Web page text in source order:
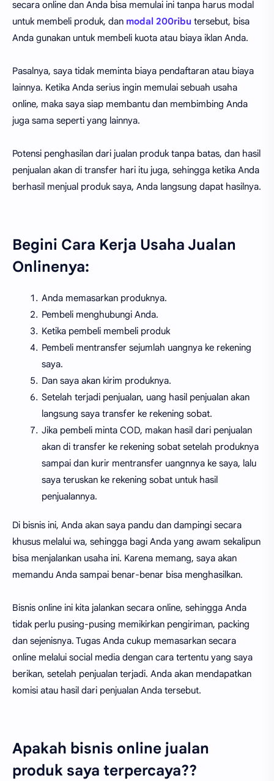
secara online dan Anda bisa memulai ini tanpa harus modal
untuk membeli produk, dan modal 200ribu tersebut, bisa
Anda gunakan untuk membeli kuota atau biaya iklan Anda.
Pasalnya, saya tidak meminta biaya pendaftaran atau biaya
lainnya. Ketika Anda serius ingin memulai sebuah usaha
online, maka saya siap membantu dan membimbing Anda
juga sama seperti yang lainnya.
Potensi penghasilan dari jualan produk tanpa batas, dan hasil
penjualan akan di transfer hari itu juga, sehingga ketika Anda
berhasil menjual produk saya, Anda langsung dapat hasilnya.
Begini Cara Kerja Usaha Jualan
Onlinenya:
Anda memasarkan produknya.
Pembeli menghubungi Anda.
Ketika pembeli membeli produk
Pembeli mentransfer sejumlah uangnya ke rekening
saya.
Dan saya akan kirim produknya.
Setelah terjadi penjualan, uang hasil penjualan akan
langsung saya transfer ke rekening sobat.
Jika pembeli minta COD, makan hasil dari penjualan
akan di transfer ke rekening sobat setelah produknya
sampai dan kurir mentransfer uangnnya ke saya, lalu
saya teruskan ke rekening sobat untuk hasil
penjualannya.
Di bisnis ini, Anda akan saya pandu dan dampingi secara
khusus melalui wa, sehingga bagi Anda yang awam sekalipun
bisa menjalankan usaha ini. Karena memang, saya akan
memandu Anda sampai benar-benar bisa menghasilkan.
Bisnis online ini kita jalankan secara online, sehingga Anda
tidak perlu pusing-pusing memikirkan pengiriman, packing
dan sejenisnya. Tugas Anda cukup memasarkan secara
online melalui social media dengan cara tertentu yang saya
berikan, setelah penjualan terjadi. Anda akan mendapatkan
komisi atau hasil dari penjualan Anda tersebut.
Apakah bisnis online jualan
produk saya terpercaya??